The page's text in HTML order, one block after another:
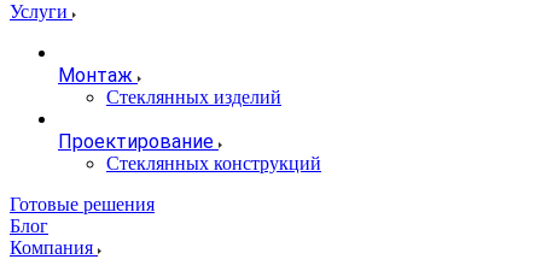
Услуги
Монтаж
Стеклянных изделий
Проектирование
Стеклянных конструкций
Готовые решения
Блог
Компания